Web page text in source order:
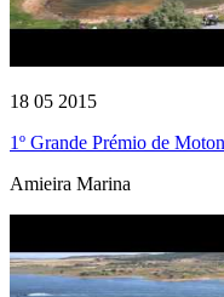
18 05 2015
1º Grande Prémio de
Amieira Marina